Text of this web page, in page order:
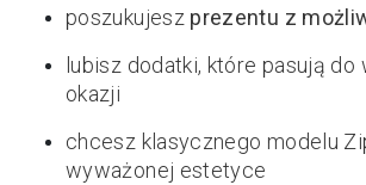
poszukujesz prezentu z
lubisz dodatki, które pasują
okazji
chcesz klasycznego modelu
wyważonej estetyce